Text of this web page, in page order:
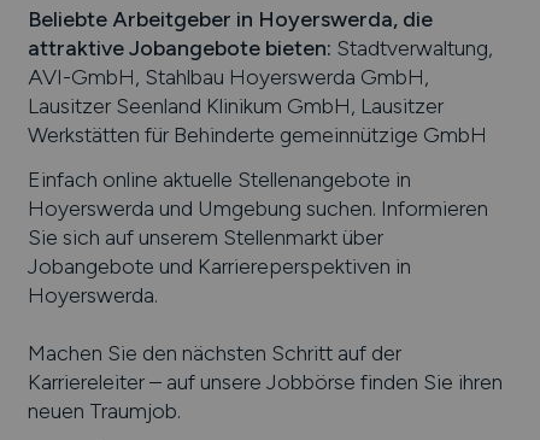
Beliebte Arbeitgeber in Hoyerswerda, die
attraktive Jobangebote bieten: Stadtverwaltung,
AVI-GmbH, Stahlbau Hoyerswerda GmbH,
Lausitzer Seenland Klinikum GmbH, Lausitzer
Werkstätten für Behinderte gemeinnützige GmbH
Einfach online aktuelle Stellenangebote in
Hoyerswerda und Umgebung suchen. Informieren
Sie sich auf unserem Stellenmarkt über
Jobangebote und Karriereperspektiven in
Hoyerswerda.
Machen Sie den nächsten Schritt auf der
Karriereleiter – auf unsere Jobbörse finden Sie ihren
neuen Traumjob.